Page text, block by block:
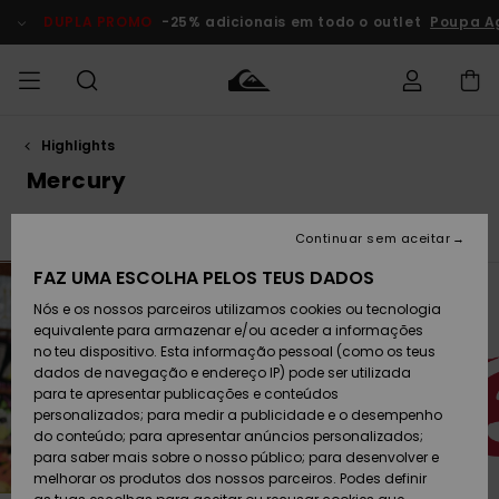
da
produtos
DUPLA PROMO -25% adicionais em todo o outlet Poupa
HOMEM
Calçado e
chinelos
Surfe/água
Snow
MENINO
Calçado e
chinelos
Surfe/água
Neve
MULHER
chegados
Highlights
Snow
SURF
Crianças
Highlights
Community
SNOW
Artigos
Criança
Snow Shop
Feminino
Highlights
DUPLA
PROMO
Criança
Outlet
Mulher
Devoluções
Pagamento
Cartão
presente
Quiksilver
Highlights
Mercury
FAZ UMA ESCOLHA PELOS TEUS DADOS
Nós e os nossos parceiros utilizamos cookies ou tecnologia
equivalente para armazenar e/ou aceder a informações
no teu dispositivo. Esta informação pessoal (como os teus
dados de navegação e endereço IP) pode ser utilizada
para te apresentar publicações e conteúdos
personalizados; para medir a publicidade e o desempenho
do conteúdo; para apresentar anúncios personalizados;
para saber mais sobre o nosso público; para desenvolver e
melhorar os produtos dos nossos parceiros. Podes definir
Continuar sem aceitar